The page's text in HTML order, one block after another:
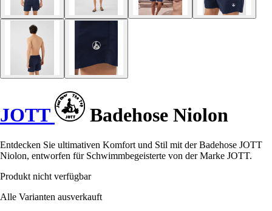
JOTT Badehose Niolon
Entdecken Sie ultimativen Komfort und Stil mit der Badehose JOTT
Niolon, entworfen für Schwimmbegeisterte von der Marke JOTT.
Produkt nicht verfügbar
Alle Varianten ausverkauft